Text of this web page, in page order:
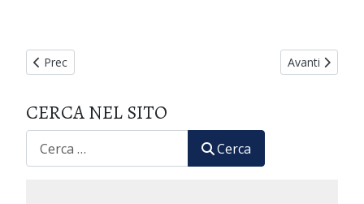
Articolo precedente: CORSO TRIENNALE
Prec Articolo
Avanti
CERCA NEL SITO
Cerca